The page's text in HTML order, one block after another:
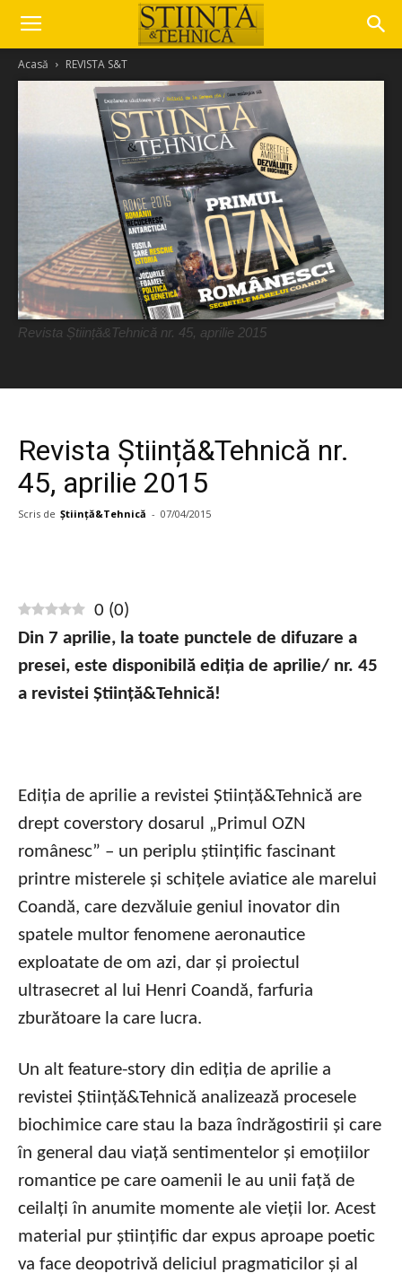
Acasă REVISTA S&T
Revista Știință&Tehnică nr. 45, aprilie 2015
Revista Știință&Tehnică nr.
45, aprilie 2015
Scris de Știință&Tehnică - 07/04/2015
0 (0)
Din 7 aprilie, la toate punctele de difuzare a
presei, este disponibilă ediția de aprilie/ nr. 45
a revistei Știință&Tehnică!
Ediția de aprilie a revistei Știință&Tehnică are
drept coverstory dosarul „Primul OZN
românesc” – un periplu științific fascinant
printre misterele și schițele aviatice ale marelui
Coandă, care dezvăluie geniul inovator din
spatele multor fenomene aeronautice
exploatate de om azi, dar și proiectul
ultrasecret al lui Henri Coandă, farfuria
zburătoare la care lucra.
Un alt feature-story din ediția de aprilie a
revistei Știință&Tehnică analizează procesele
biochimice care stau la baza îndrăgostirii și care
în general dau viață sentimentelor și emoțiilor
romantice pe care oamenii le au unii față de
ceilalți în anumite momente ale vieții lor. Acest
material pur științific dar expus aproape poetic
va face deopotrivă deliciul pragmaticilor și al